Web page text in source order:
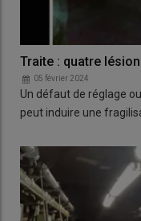
Traite : quatre
05 février 2024
Un défaut de réglage
peut induire une